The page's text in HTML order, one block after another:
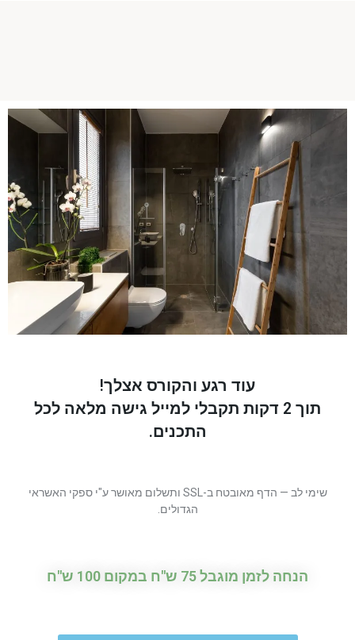
עוד רגע והקורס אצלך!
תוך 2 דקות תקבלי למייל גישה מלאה לכל
התכנים.
שימי לב — הדף מאובטח ב-SSL ותשלום מאושר ע"י ספקי האשראי
הגדולים.
הנחה לזמן מוגבל 75 ש"ח במקום 100 ש"ח